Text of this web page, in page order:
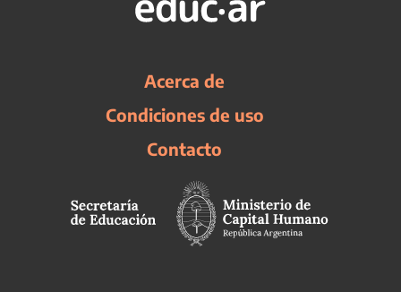
Acerca de
Condiciones de uso
Contacto